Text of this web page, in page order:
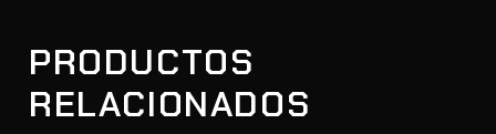
PRODUCTOS
RELACIONADOS